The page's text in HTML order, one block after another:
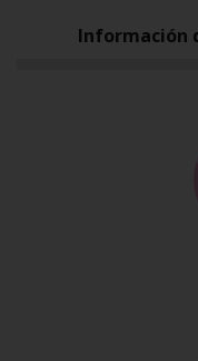
Información